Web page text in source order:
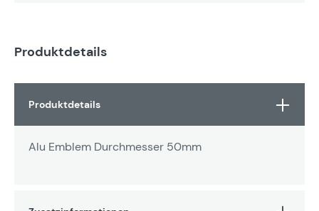
Produktdetails
Produktdetails
Alu Emblem Durchmesser 50mm